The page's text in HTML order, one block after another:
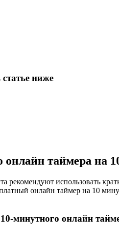
HANDY TIMERS
ниже
онлайн таймера на
рекомендуют использовать
онлайн таймер на 10
минутного онлайн